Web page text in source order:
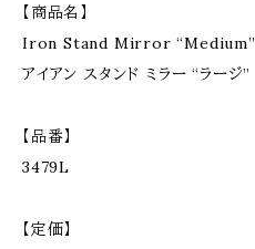
【商品名】
Iron Stand Mirror “Medium”
アイアン スタンド ミラー “ラージ”
【品番】
3479L
【定価】